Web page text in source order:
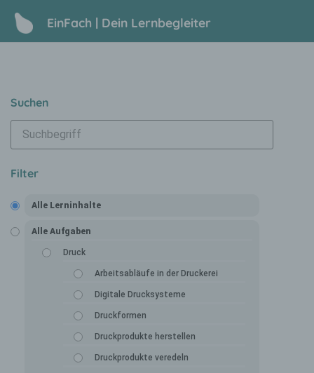
EinFach | Dein Lernbegleiter
Suchen
Filter
Alle Lerninhalte
Alle Aufgaben
Druck
Arbeitsabläufe in der Druckerei
Digitale Drucksysteme
Druckformen
Druckprodukte herstellen
Druckprodukte veredeln